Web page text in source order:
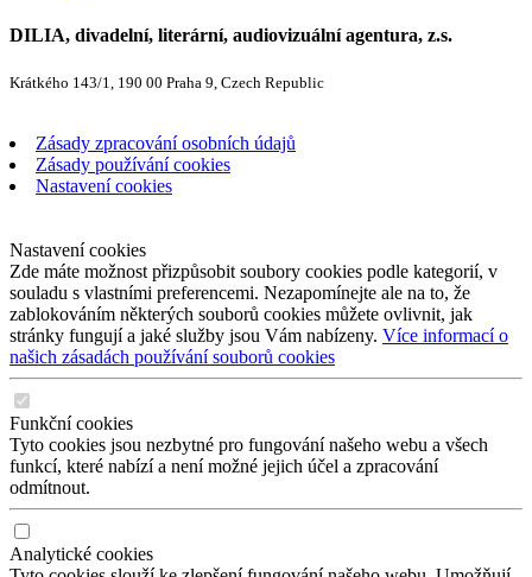
DILIA, divadelní, literární, audiovizuální agentura, z.s.
Krátkého 143/1, 190 00 Praha 9, Czech Republic
Zásady zpracování osobních údajů
Zásady používání cookies
Nastavení cookies
Nastavení cookies
Zde máte možnost přizpůsobit soubory cookies podle kategorií, v
souladu s vlastními preferencemi. Nezapomínejte ale na to, že
zablokováním některých souborů cookies můžete ovlivnit, jak
stránky fungují a jaké služby jsou Vám nabízeny. Více informací o
našich zásadách používání souborů cookies
Funkční cookies
Tyto cookies jsou nezbytné pro fungování našeho webu a všech
funkcí, které nabízí a není možné jejich účel a zpracování
odmítnout.
Analytické cookies